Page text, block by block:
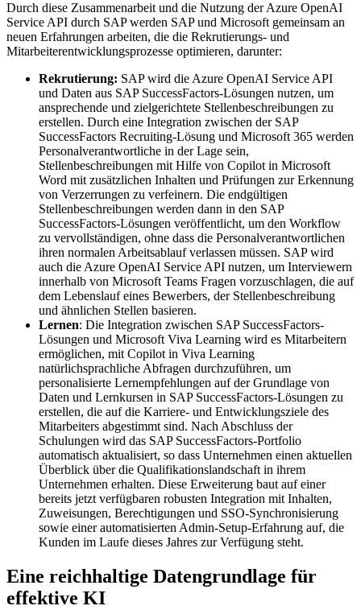
Durch diese Zusammenarbeit und die Nutzung der Azure OpenAI
Service API durch SAP werden SAP und Microsoft gemeinsam an
neuen Erfahrungen arbeiten, die die Rekrutierungs- und
Mitarbeiterentwicklungsprozesse optimieren, darunter:
Rekrutierung: SAP wird die Azure OpenAI Service API
und Daten aus SAP SuccessFactors-Lösungen nutzen, um
ansprechende und zielgerichtete Stellenbeschreibungen zu
erstellen. Durch eine Integration zwischen der SAP
SuccessFactors Recruiting-Lösung und Microsoft 365 werden
Personalverantwortliche in der Lage sein,
Stellenbeschreibungen mit Hilfe von Copilot in Microsoft
Word mit zusätzlichen Inhalten und Prüfungen zur Erkennung
von Verzerrungen zu verfeinern. Die endgültigen
Stellenbeschreibungen werden dann in den SAP
SuccessFactors-Lösungen veröffentlicht, um den Workflow
zu vervollständigen, ohne dass die Personalverantwortlichen
ihren normalen Arbeitsablauf verlassen müssen. SAP wird
auch die Azure OpenAI Service API nutzen, um Interviewern
innerhalb von Microsoft Teams Fragen vorzuschlagen, die auf
dem Lebenslauf eines Bewerbers, der Stellenbeschreibung
und ähnlichen Stellen basieren.
Lernen: Die Integration zwischen SAP SuccessFactors-
Lösungen und Microsoft Viva Learning wird es Mitarbeitern
ermöglichen, mit Copilot in Viva Learning
natürlichsprachliche Abfragen durchzuführen, um
personalisierte Lernempfehlungen auf der Grundlage von
Daten und Lernkursen in SAP SuccessFactors-Lösungen zu
erstellen, die auf die Karriere- und Entwicklungsziele des
Mitarbeiters abgestimmt sind. Nach Abschluss der
Schulungen wird das SAP SuccessFactors-Portfolio
automatisch aktualisiert, so dass Unternehmen einen aktuellen
Überblick über die Qualifikationslandschaft in ihrem
Unternehmen erhalten. Diese Erweiterung baut auf einer
bereits jetzt verfügbaren robusten Integration mit Inhalten,
Zuweisungen, Berechtigungen und SSO-Synchronisierung
sowie einer automatisierten Admin-Setup-Erfahrung auf, die
Kunden im Laufe dieses Jahres zur Verfügung steht.
Eine reichhaltige Datengrundlage für
effektive KI